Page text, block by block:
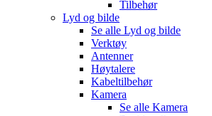
Tilbehør
Lyd og bilde
Se alle Lyd og bilde
Verktøy
Antenner
Høytalere
Kabeltilbehør
Kamera
Se alle Kamera